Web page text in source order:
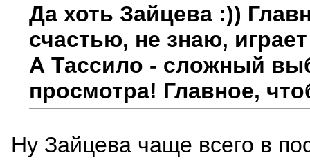
Да хоть Зайцева :))
счастью, не знаю,
А Тассило - сложный
просмотра! Главное,
Ну Зайцева чаще всего в